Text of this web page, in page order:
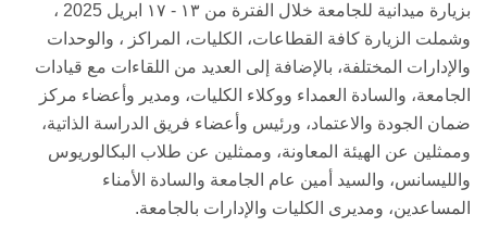
بزيارة ميدانية للجامعة خلال الفترة من ١٣ - ١٧ ابريل 2025 ،
وشملت الزيارة كافة القطاعات، الكليات، المراكز ، والوحدات
والإدارات المختلفة، بالإضافة إلى العديد من اللقاءات مع قيادات
الجامعة، والسادة العمداء ووكلاء الكليات، ومدير وأعضاء مركز
ضمان الجودة والاعتماد، ورئيس وأعضاء فريق الدراسة الذاتية،
وممثلين عن الهيئة المعاونة، وممثلين عن طلاب البكالوريوس
والليسانس، والسيد أمين عام الجامعة والسادة الأمناء
المساعدين، ومديرى الكليات والإدارات بالجامعة.